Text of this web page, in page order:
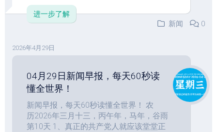
进一步了解
新闻
0
2026年4月29日
04月29日新闻早报，每天60秒读
懂全世界！
新闻早报，每天60秒读懂全世界！ 农
历2026年三月十三，丙午年，马年，谷雨
第10天 1、真正的共产党人就应该堂堂正